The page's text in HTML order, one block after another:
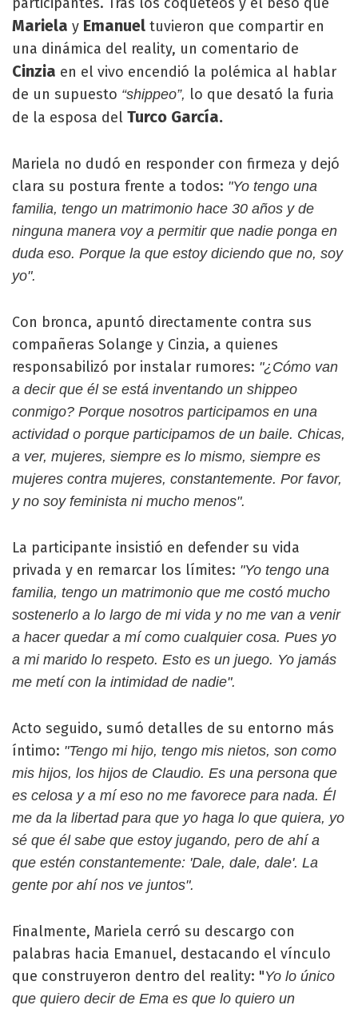
Mariela y Emanuel tuvieron que compartir en
una dinámica del reality, un comentario de
Cinzia en el vivo encendió la polémica al hablar
de un supuesto “shippeo”, lo que desató la furia
de la esposa del Turco García.
Mariela no dudó en responder con firmeza y dejó
clara su postura frente a todos: "Yo tengo una
familia, tengo un matrimonio hace 30 años y de
ninguna manera voy a permitir que nadie ponga en
duda eso. Porque la que estoy diciendo que no, soy
yo".
Con bronca, apuntó directamente contra sus
compañeras Solange y Cinzia, a quienes
responsabilizó por instalar rumores: "¿Cómo van
a decir que él se está inventando un shippeo
conmigo? Porque nosotros participamos en una
actividad o porque participamos de un baile. Chicas,
a ver, mujeres, siempre es lo mismo, siempre es
mujeres contra mujeres, constantemente. Por favor,
y no soy feminista ni mucho menos".
La participante insistió en defender su vida
privada y en remarcar los límites: "Yo tengo una
familia, tengo un matrimonio que me costó mucho
sostenerlo a lo largo de mi vida y no me van a venir
a hacer quedar a mí como cualquier cosa. Pues yo
a mi marido lo respeto. Esto es un juego. Yo jamás
me metí con la intimidad de nadie".
Acto seguido, sumó detalles de su entorno más
íntimo: "Tengo mi hijo, tengo mis nietos, son como
mis hijos, los hijos de Claudio. Es una persona que
es celosa y a mí eso no me favorece para nada. Él
me da la libertad para que yo haga lo que quiera, yo
sé que él sabe que estoy jugando, pero de ahí a
que estén constantemente: 'Dale, dale, dale'. La
gente por ahí nos ve juntos".
Finalmente, Mariela cerró su descargo con
palabras hacia Emanuel, destacando el vínculo
que construyeron dentro del reality: "Yo lo único
que quiero decir de Ema es que lo quiero un